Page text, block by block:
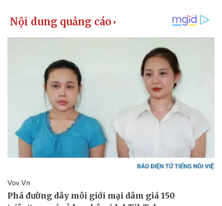
Pháp luật
Quân sự - Quốc phòng
Việt Nam
Phân tích